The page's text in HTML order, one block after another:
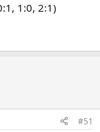
1:0, 2:1)
#51